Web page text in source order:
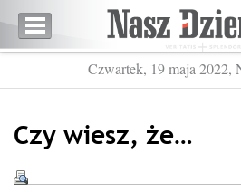
Czwartek, 19 maja 2022,
Czy wiesz, że…